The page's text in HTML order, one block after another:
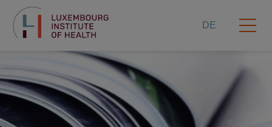
DE